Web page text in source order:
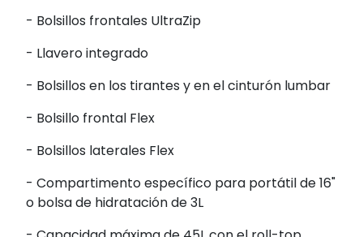
- Bolsillos frontales UltraZip
- Llavero integrado
- Bolsillos en los tirantes y en el cinturón lumbar
- Bolsillo frontal Flex
- Bolsillos laterales Flex
- Compartimento específico para portátil de 16"
o bolsa de hidratación de 3L